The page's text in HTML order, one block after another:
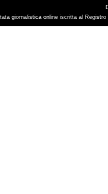
giornalistica online iscritta al